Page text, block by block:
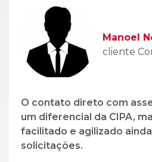
O contato direto com
um diferencial da CIPA,
facilitado e agilizado ainda
solicitações.